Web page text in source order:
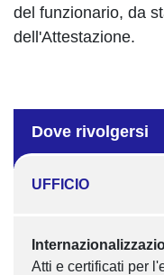
del funzionario, da
dell'Attestazione.
Dove rivolgersi
UFFICIO
Atti e certificati per